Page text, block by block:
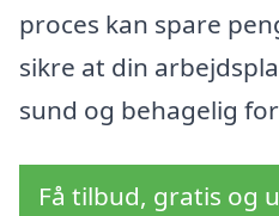
proces kan spare
sikre at din
sund og behagelig
Få tilbud, gratis og